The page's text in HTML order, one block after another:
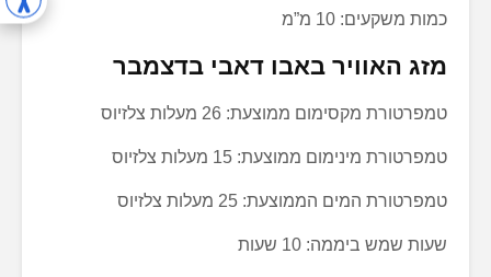
כמות משקעים: 10 מ”מ
מזג האוויר באבו דאבי בדצמבר
טמפרטורת מקסימום ממוצעת: 26 מעלות צלזיוס
טמפרטורת מינימום ממוצעת: 15 מעלות צלזיוס
טמפרטורת המים הממוצעת: 25 מעלות צלזיוס
שעות שמש ביממה: 10 שעות